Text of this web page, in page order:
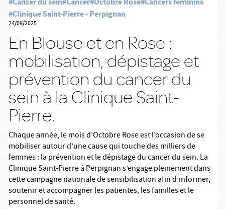
#Clinique Saint-Pierre - Perpignan
24/09/2025
En Blouse et en Rose :
mobilisation, dépistage et
prévention du cancer du
sein à la Clinique Saint-
Pierre.
Chaque année, le mois d’Octobre Rose est l’occasion de se
mobiliser autour d’une cause qui touche des milliers de
femmes : la prévention et le dépistage du cancer du sein. La
Clinique Saint-Pierre à Perpignan s’engage pleinement dans
cette campagne nationale de sensibilisation afin d’informer,
soutenir et accompagner les patientes, les familles et le
personnel de santé.